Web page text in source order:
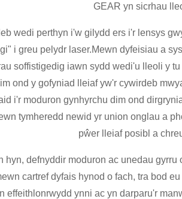
GEAR yn sicrhau
wedi perthyn i'w gilydd ers i'r lensys
i greu pelydr laser.Mewn dyfeisiau a
soffistigedig iawn sydd wedi'u lleoli y
ond y gofyniad lleiaf yw'r cywirdeb
i'r moduron gynhyrchu dim ond
tymheredd newid yr union onglau a
pŵer lleiaf posibl a
hyn, defnyddir moduron ac unedau
cartref dyfais hynod o fach, tra bod
effeithlonrwydd ynni ac yn darparu'r